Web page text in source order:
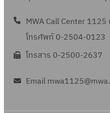
MWA Call Center
โทรศัพท์ 0-2504-0123
โทรสาร 0-2500-2637
Email